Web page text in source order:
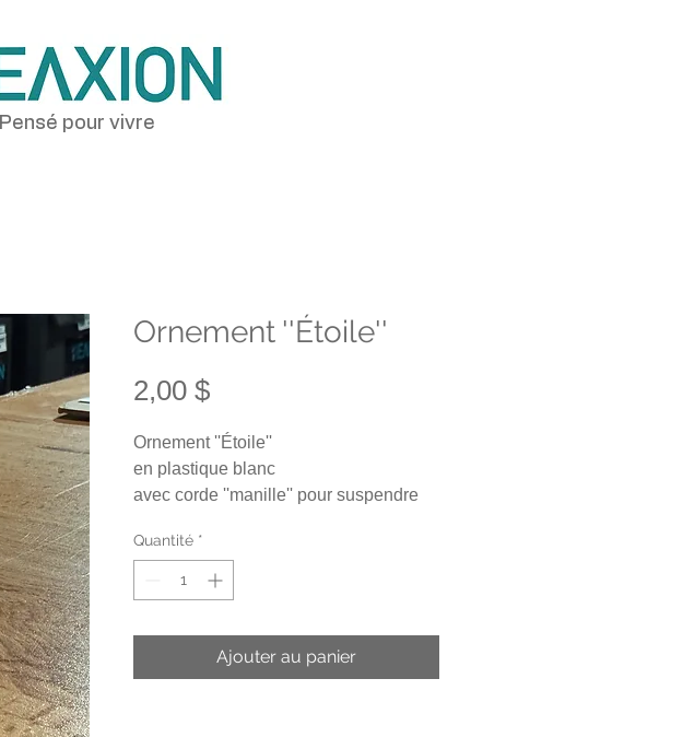
Pensé pour vivre
Ornement ''Étoile''
2,00 $Prix
Ornement ''Étoile''
en plastique blanc
avec corde ''manille'' pour suspendre
Quantité *
Ajouter au panier